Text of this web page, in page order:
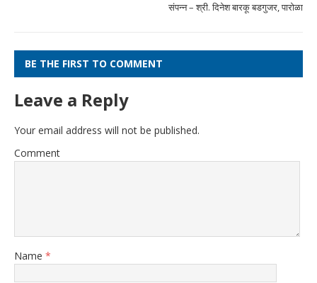
संपन्न – श्री. दिनेश बारकू बडगुजर, पारोळा
BE THE FIRST TO COMMENT
Leave a Reply
Your email address will not be published.
Comment
Name *